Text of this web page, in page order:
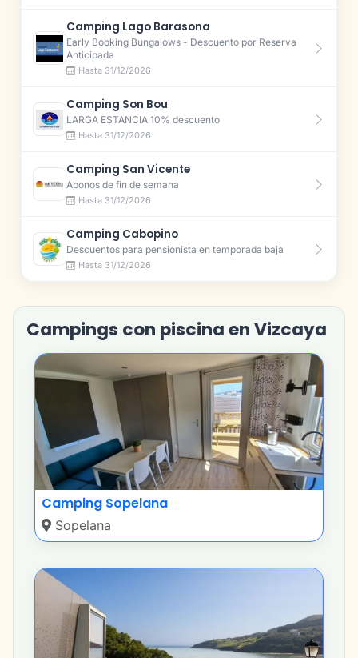
Camping Lago Barasona
Early Booking Bungalows - Descuento por Reserva
Anticipada
Hasta 31/12/2026
Camping Son Bou
LARGA ESTANCIA 10% descuento
Hasta 31/12/2026
Camping San Vicente
Abonos de fin de semana
Hasta 31/12/2026
Camping Cabopino
Descuentos para pensionista en temporada baja
Hasta 31/12/2026
Campings con piscina en Vizcaya
Camping Sopelana
Sopelana